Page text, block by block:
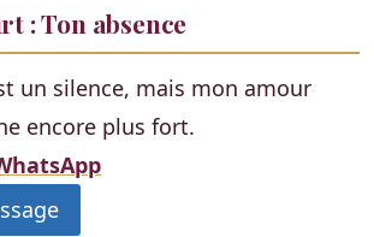
: Ton absence
un silence, mais mon amour
encore plus fort.